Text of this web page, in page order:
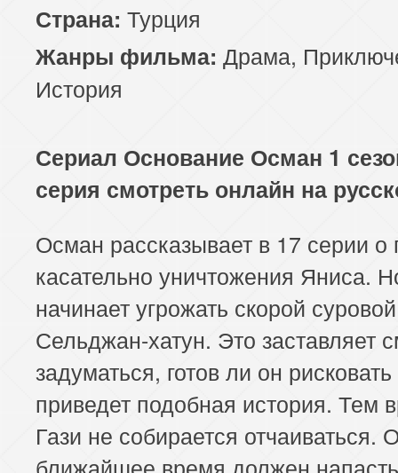
Страна: Турция
Жанры фильма: Драма,
История
Сериал Основание Осман 1
серия смотреть онлайн на
Осман рассказывает в 17 серии о
касательно уничтожения Яниса.
начинает угрожать скорой
Сельджан-хатун. Это заставляет
задуматься, готов ли он
приведет подобная история. Тем
Гази не собирается отчаиваться.
ближайшее время должен